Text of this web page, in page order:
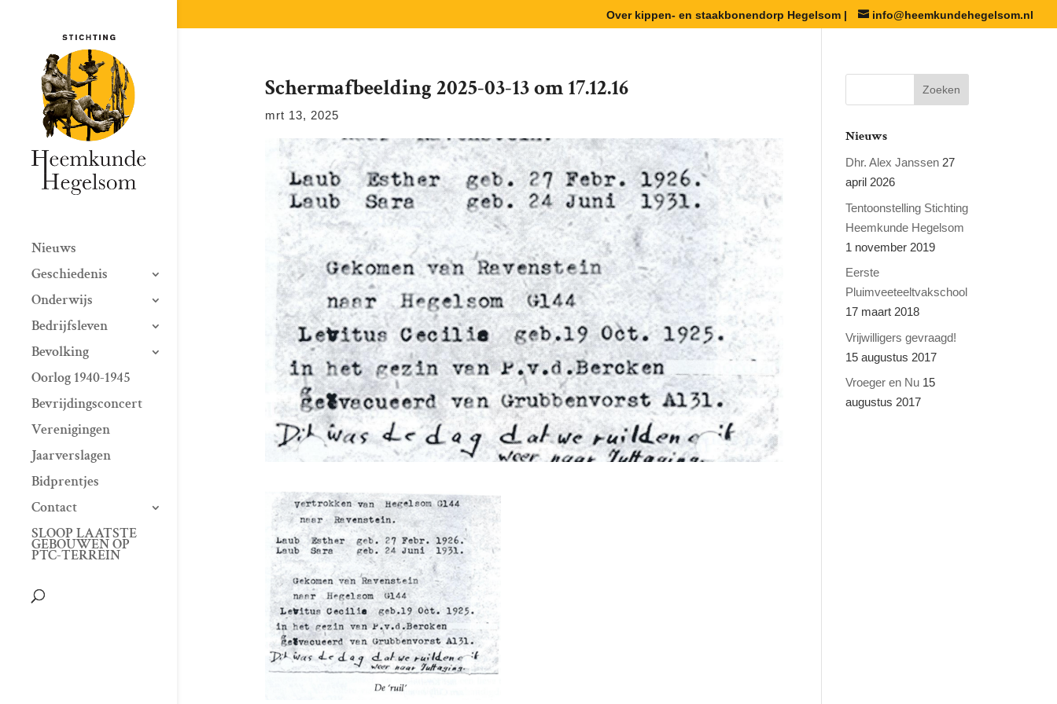
Over kippen- en staakbonendorp Hegelsom | info@heemkundehegelsom.nl
Nieuws
Geschiedenis
Onderwijs
Bedrijfsleven
Bevolking
Oorlog 1940-1945
Bevrijdingsconcert
Verenigingen
Jaarverslagen
Bidprentjes
Contact
SLOOP LAATSTE
GEBOUWEN OP
PTC-TERREIN
Scherm­afbeelding 2025-03-13 om 17.12.16
mrt 13, 2025
Nieuws
Dhr. Alex Janssen 27
april 2026
Tentoonstelling Stichting
Heemkunde Hegelsom
1 november 2019
Eerste
Pluimveeteeltvakschool
17 maart 2018
Vrijwilligers gevraagd!
15 augustus 2017
Vroeger en Nu 15
augustus 2017